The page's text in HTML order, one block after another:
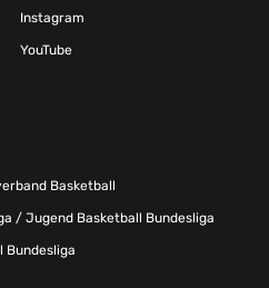
Instagram
YouTube
Basketball
/ Jugend Basketball Bundesliga
Bundesliga